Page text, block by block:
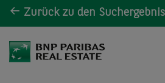
Zurück zu den